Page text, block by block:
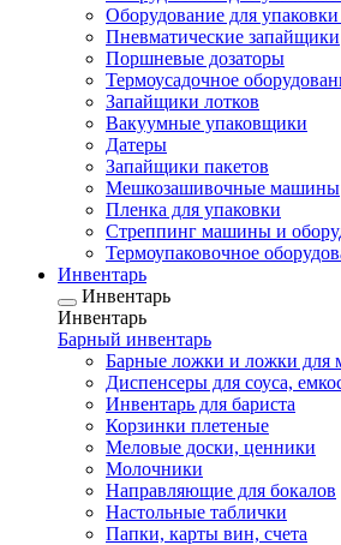
Оборудование для упаковки
Пневматические запайщики
Поршневые дозаторы
Термоусадочное
Запайщики лотков
Вакуумные упаковщики
Датеры
Запайщики пакетов
Мешкозашивочные машины
Пленка для упаковки
Стреппинг машины и
Термоупаковочное
Инвентарь
Инвентарь
Инвентарь
Барный инвентарь
Барные ложки и ложки для
Диспенсеры для соуса,
Инвентарь для бариста
Корзинки плетеные
Меловые доски, ценники
Молочники
Направляющие для бокалов
Настольные таблички
Папки, карты вин, счета